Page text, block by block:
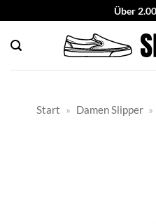
springen
Über
Start » Damen Slipper »